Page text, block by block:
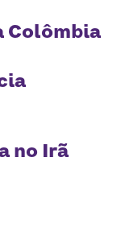
Colômbia
no Irã